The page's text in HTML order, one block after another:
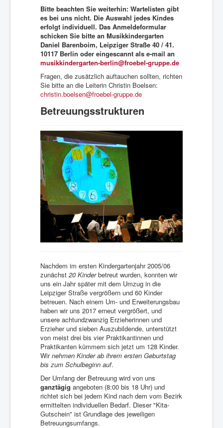
Bitte beachten Sie weiterhin: Wartelisten gibt
es bei uns nicht. Die Auswahl jedes Kindes
erfolgt individuell. Das Anmeldeformular
schicken Sie bitte an Musikkindergarten
Daniel Barenboim, Leipziger Straße 40 / 41.
10117 Berlin oder eingescannt als e-mail an
musikkindergarten-berlin@froebel-gruppe.de
Fragen, die zusätzlich auftauchen sollten, richten
Sie bitte an die Leiterin Christin Boelsen:
christin.boelsen@froebel-gruppe.de
Betreuungs­strukturen
Nachdem im ersten Kindergartenjahr 2005/06
zunächst 20 Kinderbetreut wurden, konnten wir
uns ein Jahr später mit dem Umzug in die
Leipziger Straße vergrößern und 60 Kinder
betreuen. Nach einem Um- und Erweiterungsbau
haben wir uns 2017 erneut vergrößert, und
unsere achtundzwanzig Erzieherinnen und
Erzieher und sieben Auszubildende, unterstützt
von meist drei bis vier Praktikantinnen und
Praktikanten kümmern sich jetzt um 128 Kinder.
Wirnehmen Kinder ab ihrem ersten Geburtstag
bis zum Schulbeginn auf.
Der Umfang der Betreuung wird von uns
ganztägig angeboten (8:00 bis 18 Uhr) und
richtet sich bei jedem Kind nach dem vom Bezirk
ermittelten individuellen Bedarf. Dieser "Kita-
Gutschein" ist Grundlage des jeweiligen
Betreuungsumfangs.